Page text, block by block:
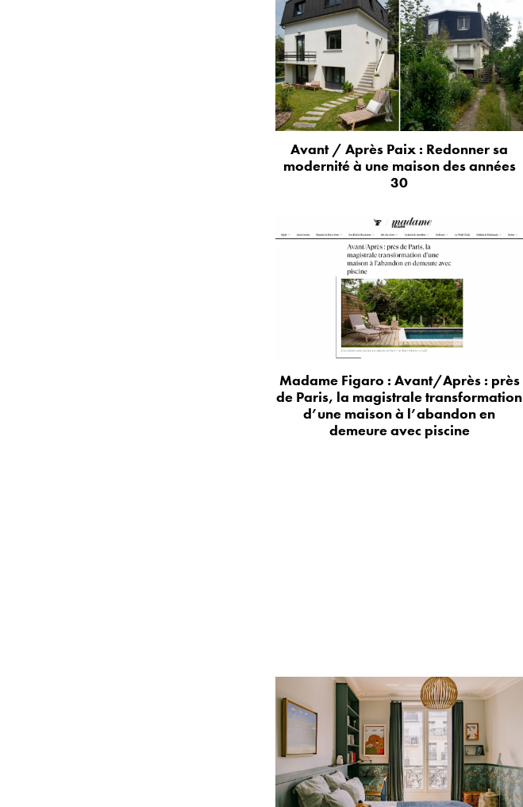
Avant / Après Paix : Redonner sa
modernité à une maison des années
30
Madame Figaro : Avant/Après : près
de Paris, la magistrale transformation
d’une maison à l’abandon en
demeure avec piscine